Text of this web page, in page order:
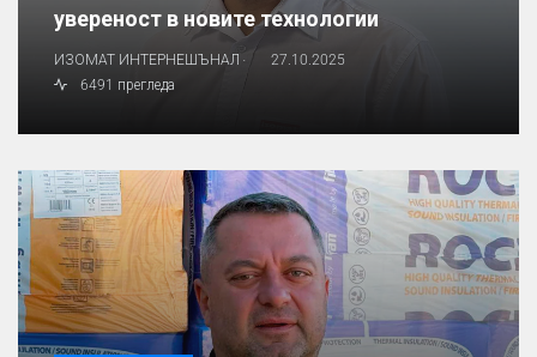
увереност в новите технологии
ИЗОМАТ ИНТЕРНЕШЪНАЛ .
27.10.2025
6491 прегледа